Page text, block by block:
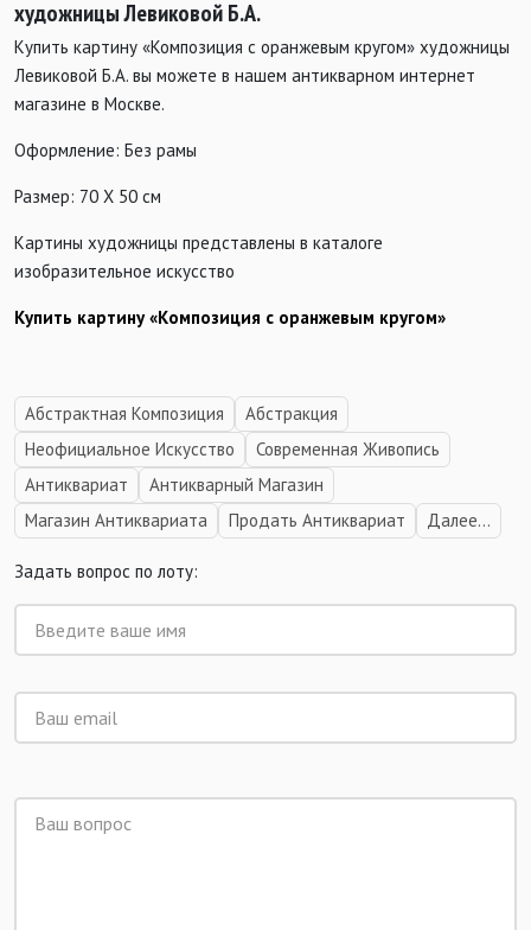
художницы Левиковой Б.А.
Купить картину «Композиция с оранжевым кругом» художницы
Левиковой Б.А. вы можете в нашем антикварном интернет
магазине в Москве.
Оформление: Без рамы
Размер: 70 Х 50 см
Картины художницы представлены в каталоге
изобразительное искусство
Купить картину «Композиция с оранжевым кругом»
Абстрактная Композиция
Абстракция
Неофициальное Искусство
Современная Живопись
Антиквариат
Антикварный Магазин
Магазин Антиквариата
Продать Антиквариат Далее...
Задать вопрос по лоту: